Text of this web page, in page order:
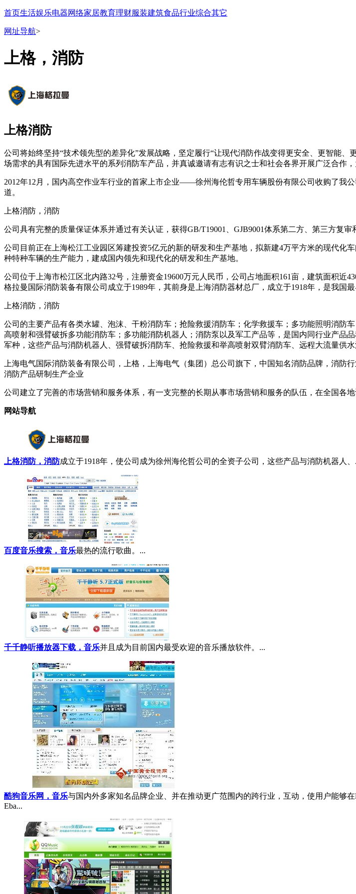
首页生活娱乐电器网络家居教育理财服装建筑食品行业综合其它
网址导航>
上格，消防
上格消防
公司将始终坚持“技术领先型的差异化”发展战略，坚定履行“让现代消防作战变得更安全、更智能
场需求的具有国际先进水平的系列消防车产品，并真诚邀请有志有识之士和社会各界开展广泛合作
2012年12月，国内高空作业车行业的首家上市企业——徐州海伦哲专用车辆股份有限公司收购了我
道。
上格消防，消防
公司具有完整的质量保证体系并通过有关认证，获得GB/T19001、GJB9001体系第二方、第三方复审
公司目前正在上海松江工业园区筹建投资5亿元的新的研发和生产基地，拟新建4万平方米的现代化
种特种车辆的生产能力，建成国内领先和现代化的研发和生产基地。
公司位于上海市松江区北内路32号，注册资金19600万元人民币，公司占地面积161亩，建筑面积近
格拉曼国际消防装备有限公司成立于1989年，其前身是上海消防器材总厂，成立于1918年，是我国
上格消防，消防
公司的主要产品有各类水罐、泡沫、干粉消防车；抢险救援消防车；化学救援车；多功能照明消防
高喷射和强臂破拆多功能消防车；多功能消防机器人；消防泵以及军工产品等，是国内同行业产品
军种，这些产品与消防机器人、强臂破拆消防车、抢险救援和举高喷射双臂消防车、远程大流量供
上海电气国际消防装备有限公司，上格，上海电气（集团）总公司旗下，中国知名消防品牌，消
消防产品研制生产企业
公司建立了完善的市场营销和服务体系，有一支完整的长期从事市场营销和服务的队伍，在全国各
网站导航
上格消防，消防成立于1918年，使公司成为徐州海伦哲公司的全资子公司，这些产品与消防机器人、
百度音乐搜索，音乐最热的流行歌曲。...
千千静听播放器下载，音乐并且成为目前国内最受欢迎的音乐播放软件。...
酷狗音乐网，音乐与国内外多家知名品牌企业、并在推动更广范围内的跨行业，互动，使用户能够
Eba...